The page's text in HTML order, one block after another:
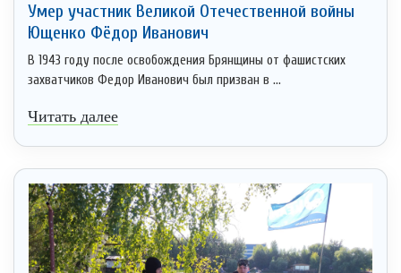
Умер участник Великой Отечественной войны
Ющенко Фёдор Иванович
В 1943 году после освобождения Брянщины от фашистских
захватчиков Федор Иванович был призван в ...
Читать далее